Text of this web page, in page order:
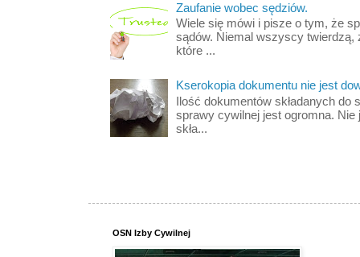
Zaufanie wobec sędziów.
Wiele się mówi i pisze o tym, że
sądów. Niemal wszyscy twierdzą,
które ...
Kserokopia dokumentu nie jest
Ilość dokumentów składanych
sprawy cywilnej jest ogromna.
skła...
OSN Izby Cywilnej